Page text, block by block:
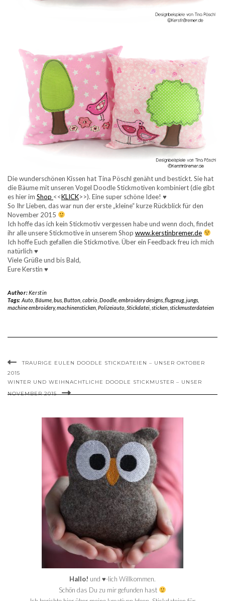
Die wunderschönen Kissen hat Tina Pöschl genäht und bestickt. Sie hat
die Bäume mit unseren Vogel Doodle Stickmotiven kombiniert (die gibt
es hier im Shop <<KLICK>>). Eine super schöne Idee! ♥
So Ihr Lieben, das war nun der erste „kleine“ kurze Rückblick für den
November 2015
Ich hoffe das ich kein Stickmotiv vergessen habe und wenn doch, findet
ihr alle unsere Stickmotive in unserem Shop www.kerstinbremer.de
Ich hoffe Euch gefallen die Stickmotive. Über ein Feedback freu ich mich
natürlich ♥
Viele Grüße und bis Bald,
Eure Kerstin ♥
Author:Kerstin
Tags: Auto, Bäume, bus, Button, cabrio, Doodle, embroidery designs, flugzeug, jungs,
machine embroidery,machinensticken Polizeiauto Stickdatei sticken stickmusterdateien
TRAURIGE EULEN DOODLE STICKDATEIEN – UNSER OKTOBER
2015
WINTER UND WEIHNACHTLICHE DOODLE STICKMUSTER – UNSER
NOVEMBER 2015
Hallo! und ♥-lich Willkommen.
Schön das Du zu mir gefunden hast